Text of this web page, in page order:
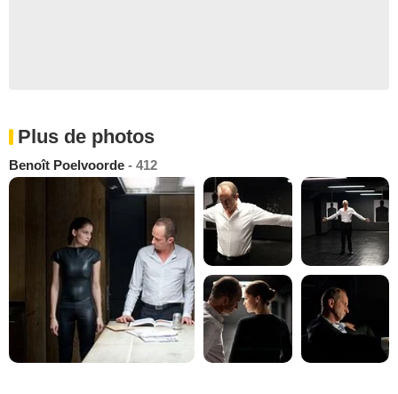
Plus de photos
Benoît Poelvoorde - 412